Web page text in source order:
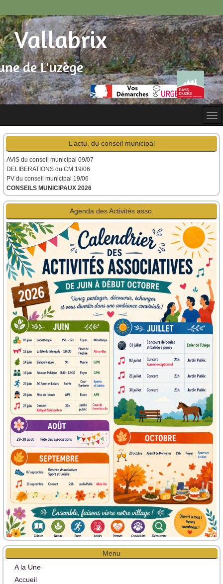
de L'uzège
Vallabrix
L’actu. du conseil municipal
AVIS du conseil municipal 09/07
DELIBERATIONS du CM 19/06
PV du conseil municipal 19/06
CONSEILS MUNICIPAUX 2026
Agenda des Activités asso.
Menu
A la Une
Accueil